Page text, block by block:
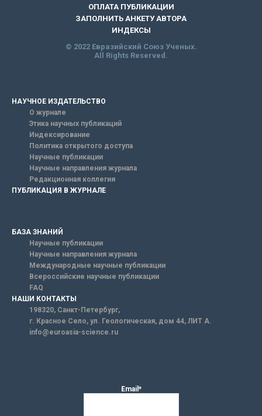
ОПЛАТА ПУБЛИКАЦИИ
ЗАПОЛНИТЬ АНКЕТУ АВТОРА
ИНДЕКСЫ
© 2022 Евразийский Союз Ученых.
All Rights Reserved.
НАУЧНОЕ ИЗДАТЕЛЬСТВО
О журнале
Этика научных публикаций
Индексирование
Политика открытого доступа
Научные публикации
Научные направления журнала
Редакционная коллегия
ПУБЛИКАЦИЯ В ЖУРНАЛЕ
БАЗА ЗНАНИЙ
Научные публикации
Научные направления журнала
Международные научные публикации
Всероссийские научные публикации
FAQ
НАШИ КОНТАКТЫ
198320, Санкт-Петербург,
г. Красное Село, ул. Геологическая, дом 44, ЛИТ А.
info@euroasia-science.ru
Email*